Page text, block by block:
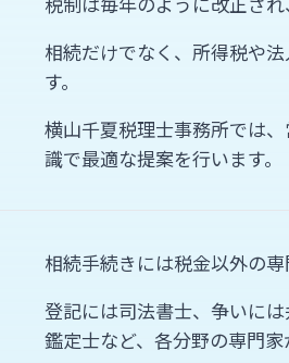
相続だけでなく、所得税や
す。
横山千夏税理士事務所では
識で最適な提案を行います。
相続手続きには税金以外の専
登記には司法書士、争いに
鑑定士など、各分野の専門家